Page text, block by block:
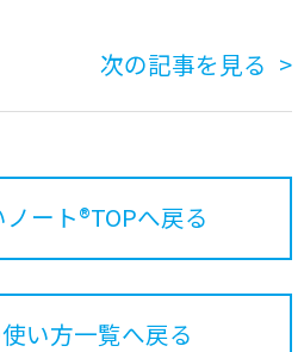
次の記事を見る
ート®TOPへ戻る
い方一覧へ戻る